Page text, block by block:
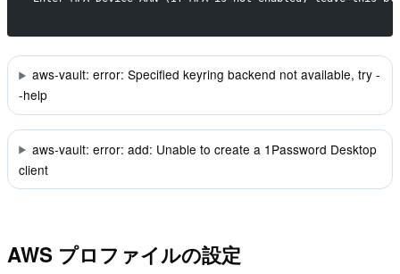
aws-vault: error: Specified keyring backend not available, try -
-help
aws-vault: error: add: Unable to create a 1Password Desktop
client
AWS プロファイルの設定